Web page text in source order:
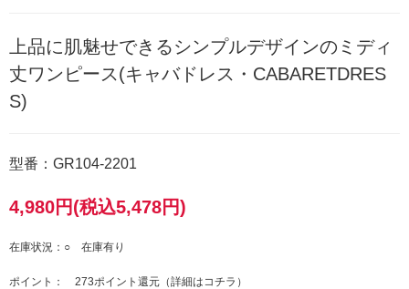
上品に肌魅せできるシンプルデザインのミディ
丈ワンピース(キャバドレス・CABARETDRES
S)
型番：GR104-2201
4,980円(税込5,478円)
在庫状況：○ 在庫有り
ポイント： 273ポイント還元（詳細はコチラ ）